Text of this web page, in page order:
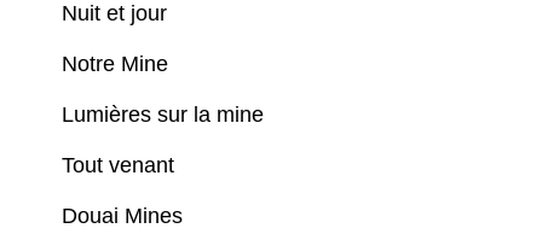
Nuit et jour
Notre Mine
Lumières sur la mine
Tout venant
Douai Mines